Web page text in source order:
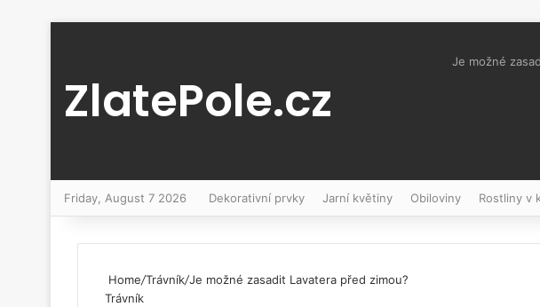
ZlatePole.cz
Je možné
Friday, August 7 2026 Dekorativní prvky Jarní květiny Obiloviny Rostliny v
Home/Trávník/Je možné zasadit Lavatera před zimou?
Trávník